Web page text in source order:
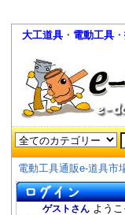
大工道具 ・ 電動工具 ・
電動工具通販e-道具市
ゲストさん ようこ